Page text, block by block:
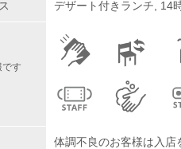
デザート付きランチ, 14
す
体調不良のお客様は入店